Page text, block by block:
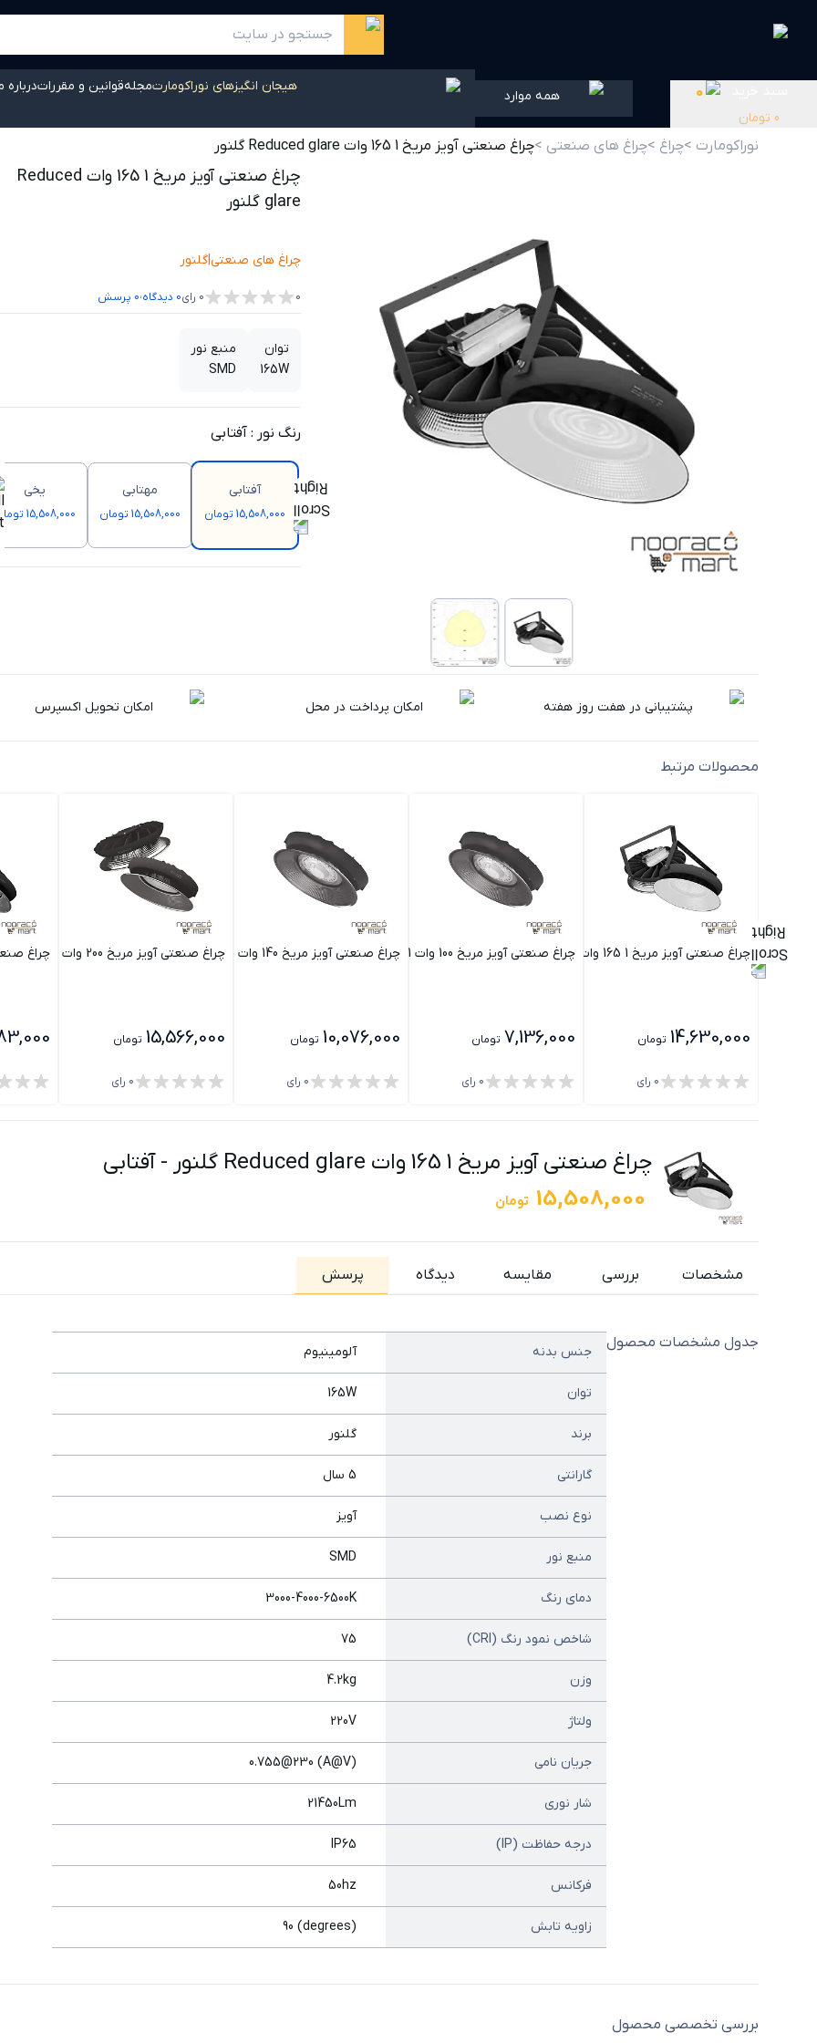
همه موارد
0 تومان
0 هیجان انگیزهای نوراکومارتمجلهقوانین و مقرراتدرباره
نوراکومارت >چراغ >چراغ های صنعتی >چراغ صنعتی آویز مریخ 1 165 وات Reduced glare گلنور
چراغ صنعتی آویز مریخ 1 165 وات Reduced
glare گلنور
چراغ های صنعتی|گلنور
0
0 رای0 دیدگاه،0 پرسش
توان
165W
منبع نور
SMD
رنگ نور :آفتابی
آفتابی
15,508,000 تومان
مهتابی
15,508,000 تومان
یخی
15,508,000 تومان
پشتیبانی در هفت روز هفته امکان پرداخت در محل امکان تحویل اکسپرس
محصولات مرتبط
چراغ صنعتی آویز مریخ 1 165 وات Glare free گلنور
14,630,000 تومان
0 رای
چراغ صنعتی آویز مریخ 100 وات 1 i گلنور
7,136,000 تومان
0 رای
چراغ صنعتی آویز مریخ 140 وات 1 i گلنور
10,076,000 تومان
0 رای
چراغ صنعتی آویز مریخ 200 وات 2 i گلنور
15,566,000 تومان
0 رای
چراغ صنعتی
چراغ صنعتی آویز مریخ 1 165 وات Reduced glare گلنور -آفتابی
15,508,000 تومان
مشخصات بررسی مقایسه دیدگاه پرسش
جدول مشخصات محصول
جنس بدنه آلومینیوم
توان 165W
برند گلنور
گارانتی 5 سال
نوع نصب آویز
منبع نور SMD
دمای رنگ 3000-4000-6500K
شاخص نمود رنگ (CRI) 75
وزن 4.2kg
ولتاژ 220V
جریان نامی (A@V) 0.755@230
شار نوری 21450Lm
درجه حفاظت (IP) IP65
فرکانس 50hz
زاویه تابش (degrees) 90
بررسی تخصصی محصول